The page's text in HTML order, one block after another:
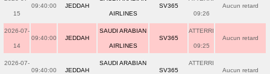
15
09:40:00 JEDDAH
AIRLINES
SV365
09:26
Aucun retard
2026-07-
14
09:40:00 JEDDAH
SAUDI ARABIAN
AIRLINES
SV365
ATTERRI
09:25
Aucun retard
2026-07-
09:40:00 JEDDAH
SAUDI ARABIAN
SV365
ATTERRI
Aucun retard